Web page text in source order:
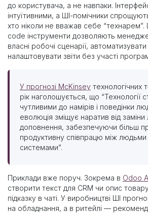
до користувача, а не навпаки.
інтуїтивними, а ШІ-помічники
хто ніколи не вважав себе
code інструменти дозволяють
власні робочі сценарії,
налаштовувати звіти без участі
У прогнозі McKinsey технологічних
рік наголошується, що “Технології
чутливими до намірів і поведінки
еволюція зміщує наратив від
доповнення, забезпечуючи більш
продуктивну співпрацю між
системами”.
Приклади вже поруч. Зокрема в Odoo
створити текст для CRM чи опис
підказку в чаті. У виробництві ШІ
на обладнання, а в ритейлі —